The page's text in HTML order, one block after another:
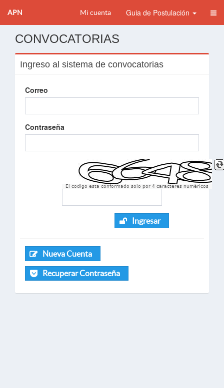
APN Mi cuenta Guia de Postulación
CONVOCATORIAS
Ingreso al sistema de convocatorias
Correo
Contraseña
El codigo esta conformado solo por 4 caracteres numèricos
Ingresar
Nueva Cuenta
Recuperar Contraseña